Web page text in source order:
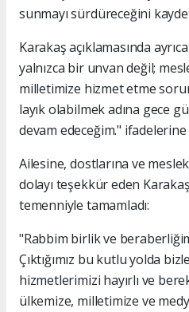
sunmayı sürdüreceğini
Karakaş açıklamasında
yalnızca bir unvan değil;
milletimize hizmet etme
layık olabilmek adına gece
devam edeceğim."
Ailesine, dostlarına ve
dolayı teşekkür eden
temenniyle tamamladı:
"Rabbim birlik ve
Çıktığımız bu kutlu yolda
hizmetlerimizi hayırlı ve
ülkemize, milletimize ve